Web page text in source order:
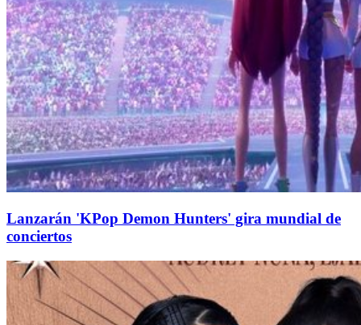
Lanzarán 'KPop Demon Hunters' gira mundial de
conciertos